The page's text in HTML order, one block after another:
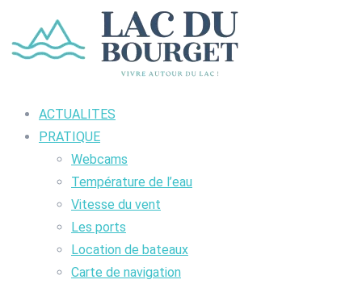
ACTUALITES
PRATIQUE
Webcams
Température de l’eau
Vitesse du vent
Les ports
Location de bateaux
Carte de navigation